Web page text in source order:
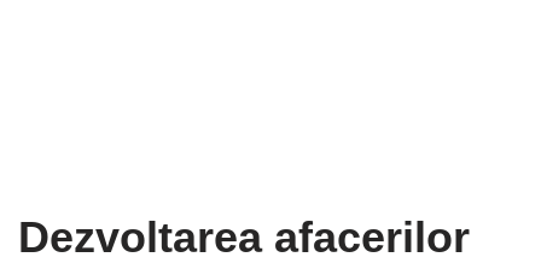
Dezvoltarea afacerilor